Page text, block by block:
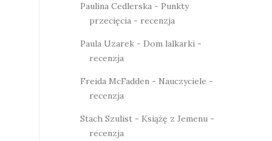
Paulina Cedlerska - Punkty
przecięcia - recenzja
Paula Uzarek - Dom lalkarki -
recenzja
Freida McFadden - Nauczyciele -
recenzja
Stach Szulist - Książę z Jemenu -
recenzja